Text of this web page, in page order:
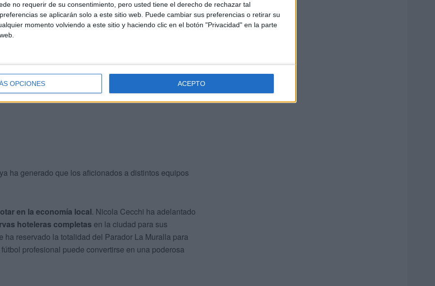
no requerir de su consentimiento, pero usted tiene el derecho de rechazar tal
se aplicarán solo a este sitio web. Puede cambiar sus preferencias o retirar su
momento volviendo a este sitio y haciendo clic en el botón "Privacidad" en la parte
OPCIONES ACEPTO
tenemos a través del PRTR, un contrato de dos
con la liga para todos los partidos de la Liga
todos los partidos”, aseveró.
ha generado que los aficionados a distintos equipos
en la economía local. Nicola Cecchi ha adelantado
hoteleras completas en la ciudad para sus
reservado la totalidad del Parador La Muralla para
profesional puede convertirse en una poderosa